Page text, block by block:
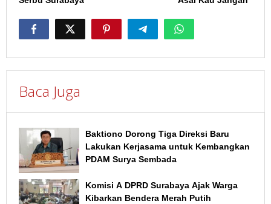
Baca Juga
Baktiono Dorong Tiga Direksi Baru
Lakukan Kerjasama untuk Kembangkan
PDAM Surya Sembada
Komisi A DPRD Surabaya Ajak Warga
Kibarkan Bendera Merah Putih